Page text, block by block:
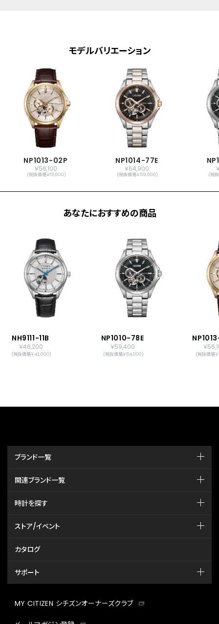
シースルーバック
秒針停止機能
振動数：21,600回／時
石数：21石
24時間表示
メーカー保証
国際保証3年間(購入後1年以内にMY
CITIZENご登録で国内保証5年間)
モデルバリエーション
NP1013-02P
￥56,100
(税抜価格￥51,000)
NP1014-77E
￥64,900
(税抜価格￥59,000) (税
あなたにおすすめの商品
NH9111-11B
￥46,200
(税抜価格￥42,000)
NP1010-78E
￥59,400
(税抜価格￥54,000)
￥
(税抜価格
ブランド一覧
関連ブランド一覧
時計を探す
ストア/イベント
カタログ
サポート
MY CITIZEN シチズンオーナーズクラブ